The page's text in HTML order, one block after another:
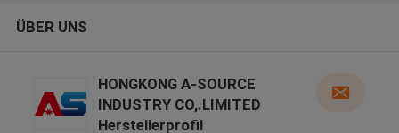
ÜBER UNS
HONGKONG A-SOURCE
INDUSTRY CO,.LIMITED
Herstellerprofil